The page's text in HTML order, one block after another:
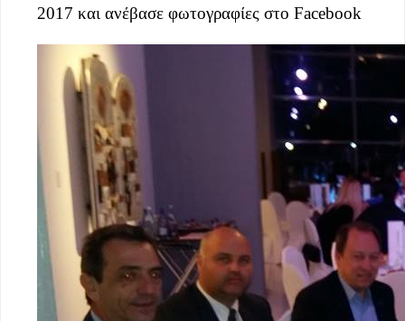
2017 και ανέβασε φωτογραφίες στο Facebook